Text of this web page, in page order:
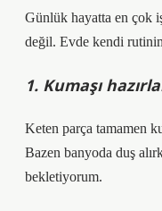
Günlük hayatta en çok
değil. Evde kendi
1. Kumaşı
Keten parça tamamen
Bazen banyoda duş
bekletiyorum.